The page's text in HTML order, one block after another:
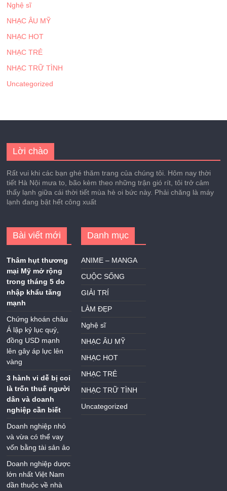
Nghệ sĩ
NHẠC ÂU MỸ
NHẠC HOT
NHẠC TRẺ
NHẠC TRỮ TÌNH
Uncategorized
Lời chào
Rất vui khi các bạn ghé thăm trang của chúng tôi. Hôm nay thời
tiết Hà Nội mưa to, bão kèm theo những trận gió rít, tôi trở cảm
thấy lạnh giữa cái thời tiết mùa hè oi bức này. Phải chăng là máy
lạnh đang bật hết công xuất
Bài viết mới
Thâm hụt thương
mại Mỹ mở rộng
trong tháng 5 do
nhập khẩu tăng
mạnh
Chứng khoán châu
Á lập kỷ lục quý,
đồng USD mạnh
lên gây áp lực lên
vàng
3 hành vi dễ bị coi
là trốn thuế người
dân và doanh
nghiệp cần biết
Doanh nghiệp nhỏ
và vừa có thể vay
vốn bằng tài sản ảo
Doanh nghiệp dược
lớn nhất Việt Nam
dần thuộc về nhà
Danh mục
ANIME – MANGA
CUỘC SỐNG
GIẢI TRÍ
LÀM ĐẸP
Nghệ sĩ
NHẠC ÂU MỸ
NHẠC HOT
NHẠC TRẺ
NHẠC TRỮ TÌNH
Uncategorized